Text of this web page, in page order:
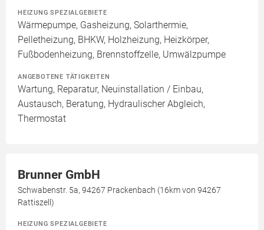
HEIZUNG SPEZIALGEBIETE
Wärmepumpe, Gasheizung, Solarthermie,
Pelletheizung, BHKW, Holzheizung, Heizkörper,
Fußbodenheizung, Brennstoffzelle, Umwälzpumpe
ANGEBOTENE TÄTIGKEITEN
Wartung, Reparatur, Neuinstallation / Einbau,
Austausch, Beratung, Hydraulischer Abgleich,
Thermostat
Brunner GmbH
Schwabenstr. 5a, 94267 Prackenbach (16km von 94267
Rattiszell)
HEIZUNG SPEZIALGEBIETE